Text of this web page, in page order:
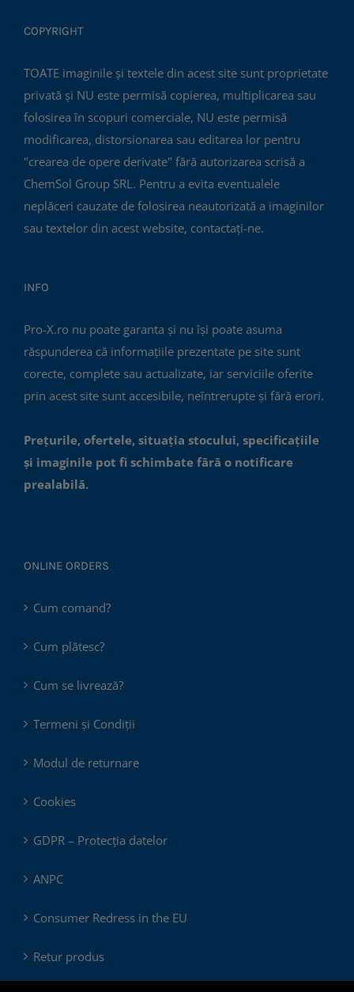
COPYRIGHT
TOATE imaginile și textele din acest site sunt proprietate
privată și NU este permisă copierea, multiplicarea sau
folosirea în scopuri comerciale, NU este permisă
modificarea, distorsionarea sau editarea lor pentru
"crearea de opere derivate" fără autorizarea scrisă a
ChemSol Group SRL. Pentru a evita eventualele
neplăceri cauzate de folosirea neautorizată a imaginilor
sau textelor din acest website, contactați-ne.
INFO
Pro-X.ro nu poate garanta și nu își poate asuma
răspunderea că informațiile prezentate pe site sunt
corecte, complete sau actualizate, iar serviciile oferite
prin acest site sunt accesibile, neîntrerupte și fără erori.
Prețurile, ofertele, situația stocului, specificațiile
și imaginile pot fi schimbate fără o notificare
prealabilă.
ONLINE ORDERS
Cum comand?
Cum plătesc?
Cum se livrează?
Termeni și Condiții
Modul de returnare
Cookies
GDPR – Protecția datelor
ANPC
Consumer Redress in the EU
Retur produs